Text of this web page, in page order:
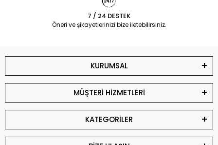
7 / 24 DESTEK
Öneri ve şikayetlerinizi bize iletebilirsiniz.
KURUMSAL
MÜŞTERİ HİZMETLERİ
KATEGORİLER